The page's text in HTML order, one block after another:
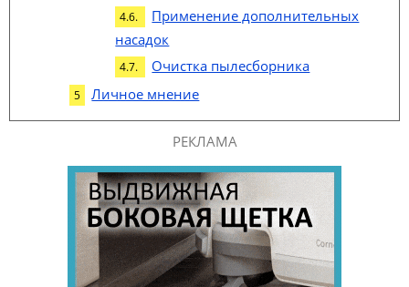
Применение дополнительных
насадок
Очистка пылесборника
Личное мнение
РЕКЛАМА